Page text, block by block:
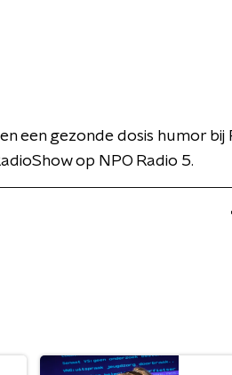
een gezonde dosis humor bij
op NPO Radio 5.